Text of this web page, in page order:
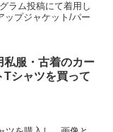
ラム投稿にて着用し
ップジャケット/パー
私服・古着のカー
Tシャツを買って